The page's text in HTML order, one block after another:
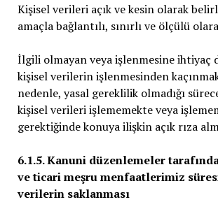
Kişisel verileri açık ve kesin olarak
amaçla bağlantılı, sınırlı ve ölçülü
İlgili olmayan veya işlenmesine ihtiyaç
kişisel verilerin işlenmesinden
nedenle, yasal gereklilik olmadığı
kişisel verileri işlememekte veya
gerektiğinde konuya ilişkin açık rıza
6.1.5. Kanuni düzenlemeler
ve ticari meşru menfaatlerimiz
verilerin saklanması